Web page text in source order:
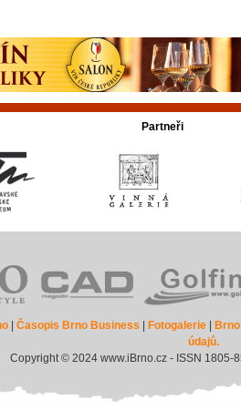
Partneři
| Časopis Brno Business Fotogalerie|
údajů.
Copyright © 2024 www.iBrno.cz - ISSN 1805-